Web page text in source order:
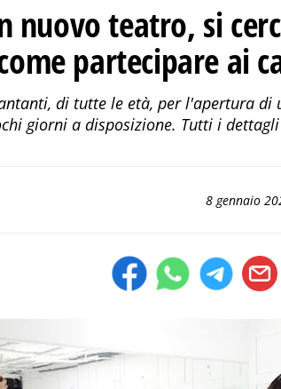
nuovo teatro, si
partecipare ai
di tutte le età, per l'apertura di
giorni a disposizione. Tutti i
8 gennaio